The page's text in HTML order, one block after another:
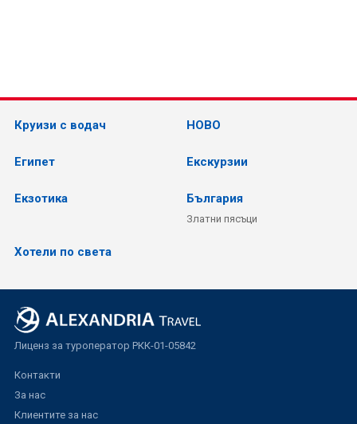
Круизи с водач НОВО
Египет Екскурзии
Екзотика България
Златни пясъци
Хотели по света
Лиценз за туроператор РКК-01-05842
Контакти
За нас
Клиентите за нас